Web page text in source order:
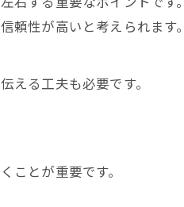
性が高いと考えられます。
える工夫も必要です。
とが重要です。